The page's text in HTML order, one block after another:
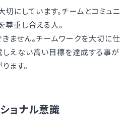
にしています。チームとコミュニ
尊重し合える人。
ません。チームワークを大切に仕
しえない高い目標を達成する事が
ます。
ョナル意識